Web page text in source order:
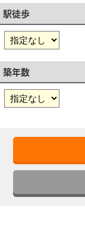
駅徒歩
築年数